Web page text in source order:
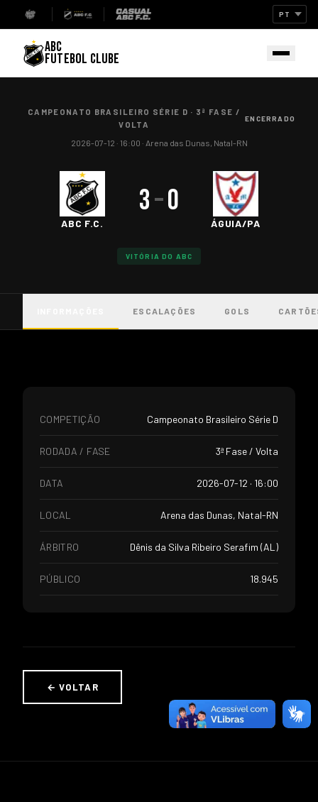
ABC
FUTEBOL CLUBE
CAMPEONATO BRASILEIRO SÉRIE D · 3ª FASE /
VOLTA
ENCERRADO
2026-07-12 · 16:00 · Arena das Dunas, Natal-RN
ABC F.C.
3–0
ÁGUIA/PA
VITÓRIA DO ABC
ESCALAÇÕES GOLS
COMPETIÇÃO Campeonato Brasileiro Série D
RODADA / FASE 3ª Fase / Volta
DATA 2026-07-12 · 16:00
LOCAL Arena das Dunas, Natal-RN
ÁRBITRO Dênis da Silva Ribeiro Serafim (AL)
PÚBLICO 18.945
← VOLTAR